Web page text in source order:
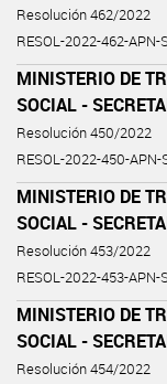
Resolución 462/2022
RESOL-2022-462-APN-
MINISTERIO DE
SOCIAL -
Resolución 450/2022
RESOL-2022-450-
MINISTERIO DE
SOCIAL -
Resolución 453/2022
RESOL-2022-453-APN-
MINISTERIO DE
SOCIAL -
Resolución 454/2022